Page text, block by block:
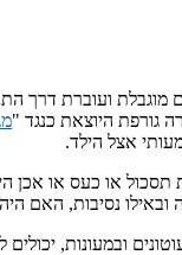
מוגבלת ועוברת דרך
גורפת היוצאת כנגד "
אצל הילד.
או כעס או אכן
נסיבות, האם
ובמעונות,